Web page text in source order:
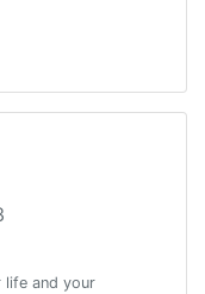
life and your